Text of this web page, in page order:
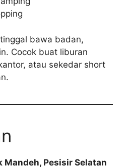
bawa badan,
Cocok buat liburan
atau sekedar short
Mandeh, Pesisir Selatan